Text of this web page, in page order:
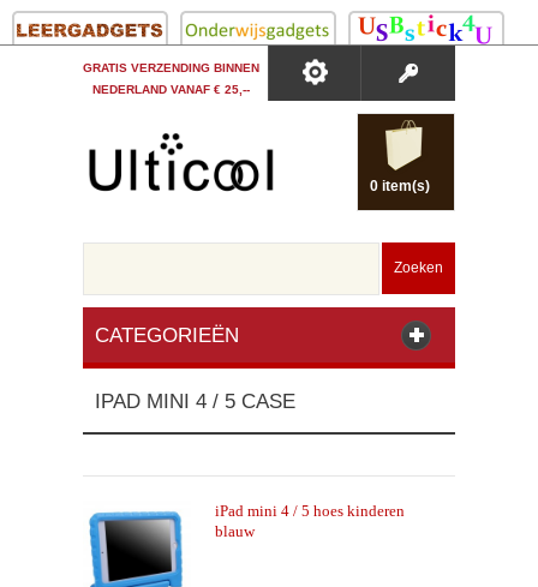
GRATIS VERZENDING BINNEN
NEDERLAND VANAF € 25,--
0 item(s)
Zoeken
CATEGORIEËN
IPAD MINI 4 / 5 CASE
iPad mini 4 / 5 hoes kinderen
blauw